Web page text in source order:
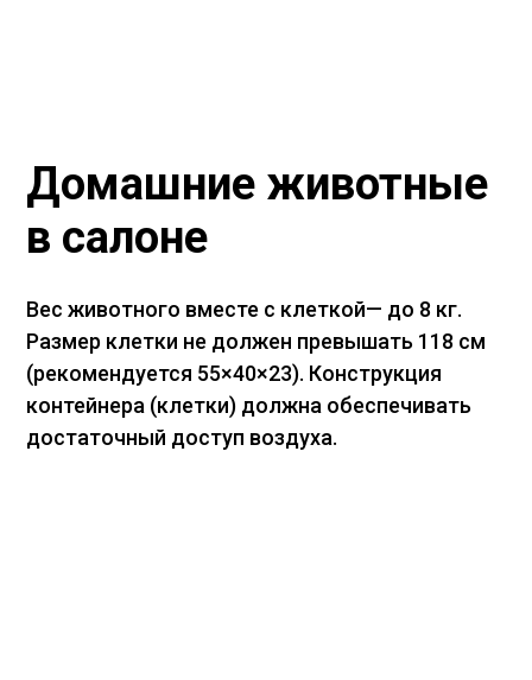
Домашние животные
в салоне
Вес животного вместе с клеткой— до 8 кг.
Размер клетки не должен превышать 118 см
(рекомендуется 55×40×23). Конструкция
контейнера (клетки) должна обеспечивать
достаточный доступ воздуха.